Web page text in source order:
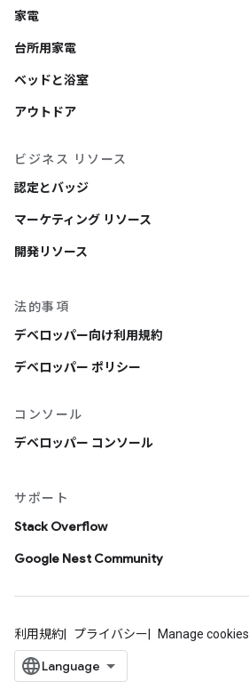
家電
台所用家電
ベッドと浴室
アウトドア
ビジネス リソース
認定とバッジ
マーケティング リソース
開発リソース
法的事項
デベロッパー向け利用規約
デベロッパー ポリシー
コンソール
デベロッパー コンソール
サポート
Stack Overflow
Google Nest Community
利用規約 プライバシー Manage cookies